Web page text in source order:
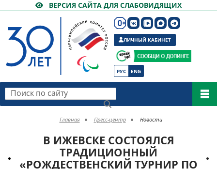
ВЕРСИЯ САЙТА ДЛЯ СЛАБОВИДЯЩИХ
РУС ENG
ЛИЧНЫЙ КАБИНЕТ
Поиск по сайту
Главная Пресс-центр Новости
В ИЖЕВСКЕ СОСТОЯЛСЯ
ТРАДИЦИОННЫЙ
«РОЖДЕСТВЕНСКИЙ ТУРНИР ПО